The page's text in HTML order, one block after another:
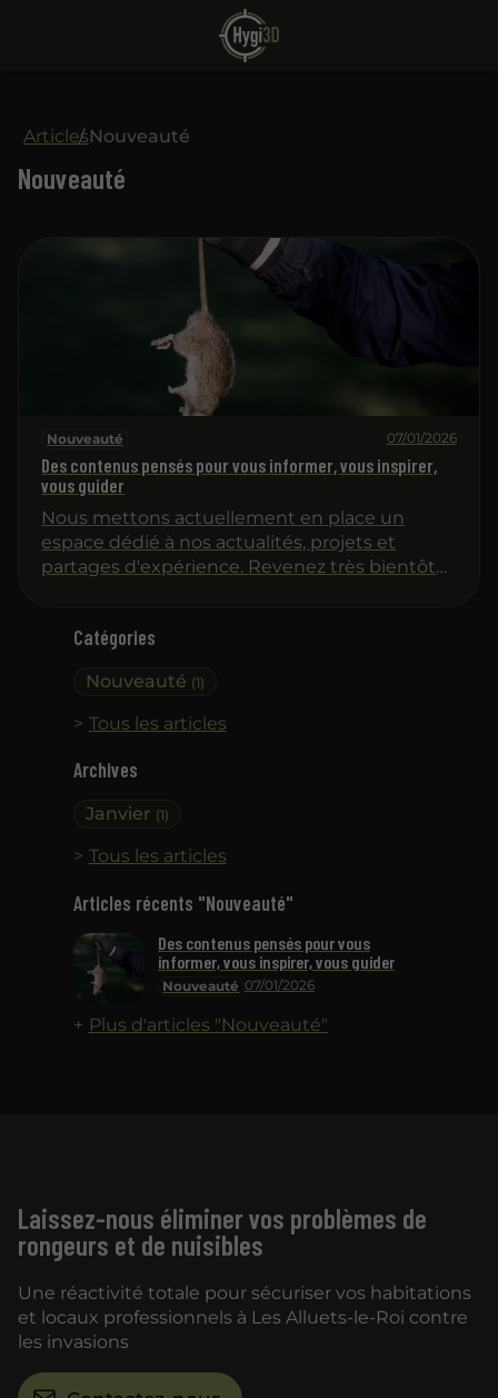
Catégories
Nouveauté (1)
Tous les articles
Archives
Janvier (1)
Tous les articles
Articles récents "Nouveauté"
Nouveauté 07/01/2026
Des contenus pensés pour vous
informer, vous inspirer, vous guider
Plus d'articles "Nouveauté"
ArticlesNouveauté
Nouveauté
Nouveauté 07/01/2026
Des contenus pensés pour vous informer, vous inspirer,
vous guider
Nous mettons actuellement en place un
espace dédié à nos actualités, projets et
partages d'expérience. Revenez très bientôt
Laissez-nous éliminer vos problèmes de
rongeurs et de nuisibles
Une réactivité totale pour sécuriser vos habitations
et locaux professionnels à Les Alluets-le-Roi contre
les invasions